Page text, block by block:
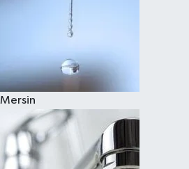
Mersin